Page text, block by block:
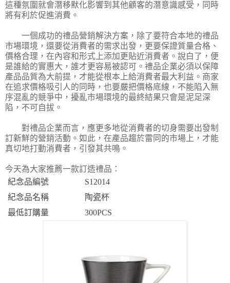
這種氛圍就會潛移默化影響到其他顧客的潛意識感受，同時
將有利於促進消費。
一個成功的禮品營銷解決方案，除了要符合本地的禮品
市場環境，還要從消費者的需求出發，更要保證質量合格、
價格合理，在內容和形式上添加更貼近消費者。說白了，便
是誰給的實惠大，誰才更容易被認可。禮品企業必須以保障
產品品質為大前提，才能從根本上給消費者最大利益。商家
在追求價格吸引人的同時，也要嚴把價格底線，不能陷入無
序混亂的競爭中，擾亂市場環境的最終結果只會是泥足深
陷，不可自拔。
對禮品企業而言，應更多地從消費者的切身需要出發制
訂新鮮的營銷活動。如此，在產品趨於雷同的市場上，才能
真切地打動消費者，引發其共鳴。
今天為大家推薦一款訂造禮品：
紀念品編號
S12014
紀念品名稱
陶瓷杯
最低訂購量
300PCS